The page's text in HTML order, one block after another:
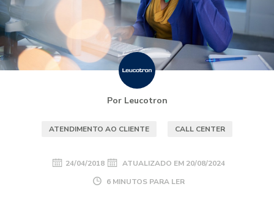
Por Leucotron
ATENDIMENTO AO CLIENTE CALL CENTER
24/04/2018 ATUALIZADO EM 20/08/2024
6 MINUTOS PARA LER